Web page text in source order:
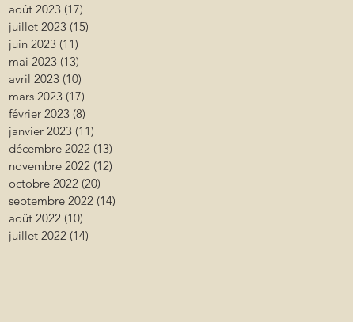
août 2023 (17)
juillet 2023 (15)
juin 2023 (11)
mai 2023 (13)
avril 2023 (10)
mars 2023 (17)
février 2023 (8)
janvier 2023 (11)
décembre 2022 (13)
novembre 2022 (12)
octobre 2022 (20)
septembre 2022 (14)
août 2022 (10)
juillet 2022 (14)